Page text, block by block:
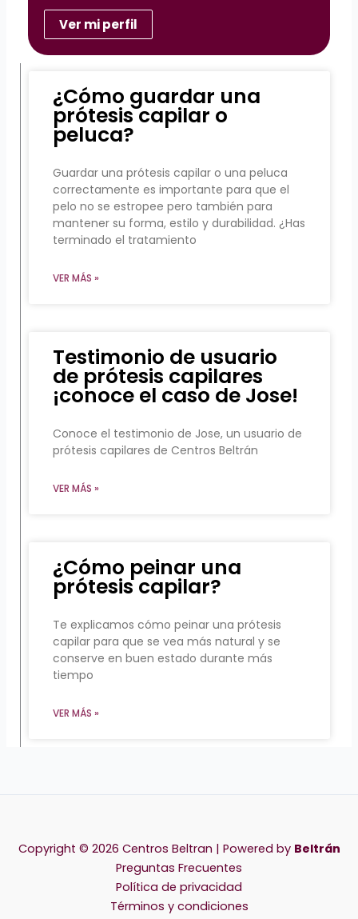
Ver mi perfil
¿Cómo guardar una
prótesis capilar o
peluca?
Guardar una prótesis capilar o una peluca
correctamente es importante para que el
pelo no se estropee pero también para
mantener su forma, estilo y durabilidad. ¿Has
terminado el tratamiento
VER MÁS »
Testimonio de usuario
de prótesis capilares
¡conoce el caso de Jose!
Conoce el testimonio de Jose, un usuario de
prótesis capilares de Centros Beltrán
VER MÁS »
¿Cómo peinar una
prótesis capilar?
Te explicamos cómo peinar una prótesis
capilar para que se vea más natural y se
conserve en buen estado durante más
tiempo
VER MÁS »
Copyright © 2026 Centros Beltran | Powered by Beltrán
Preguntas Frecuentes
Política de privacidad
Términos y condiciones